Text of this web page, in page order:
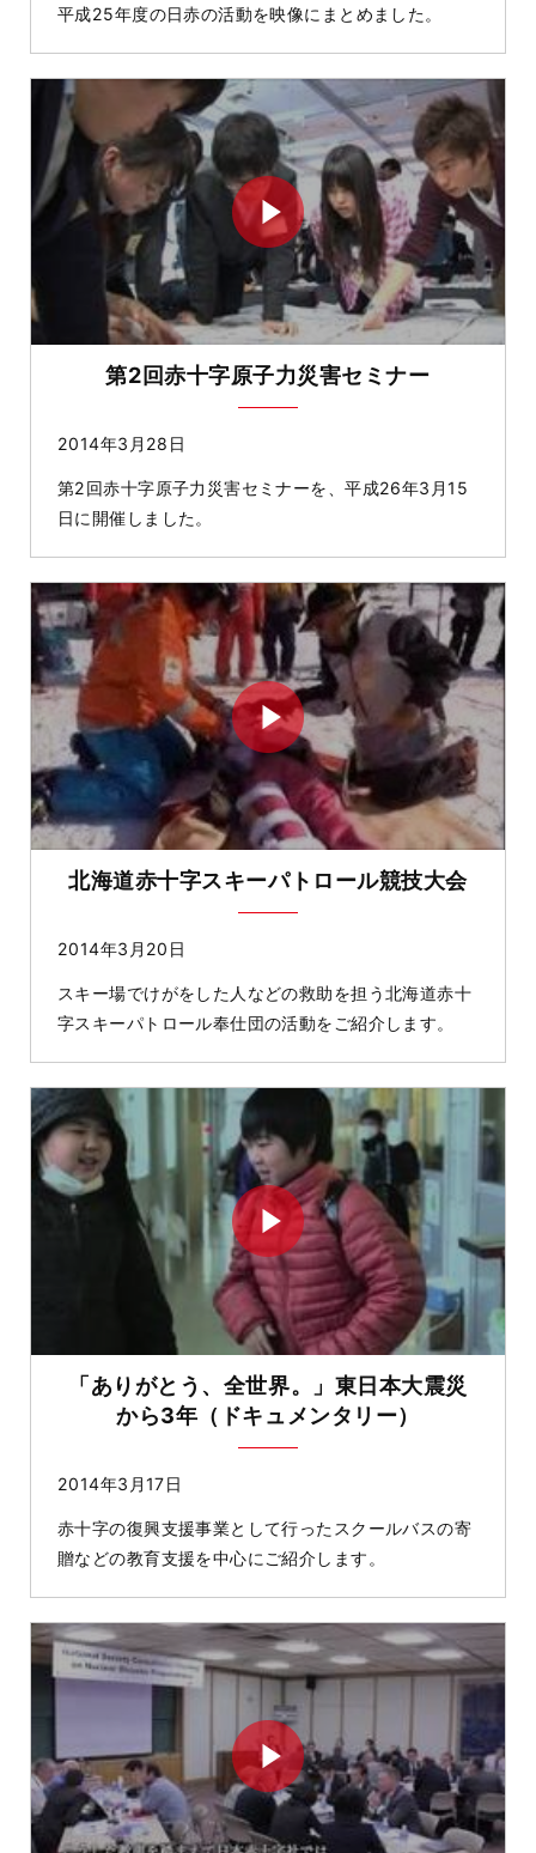
平成25年度の日赤の活動を映像にまとめました。
第2回赤十字原子力災害セミナー
2014年3月28日
第2回赤十字原子力災害セミナーを、平成26年3月15
日に開催しました。
北海道赤十字スキーパトロール競技大会
2014年3月20日
スキー場でけがをした人などの救助を担う北海道赤十
字スキーパトロール奉仕団の活動をご紹介します。
「ありがとう、全世界。」東日本大震災
から3年（ドキュメンタリー）
2014年3月17日
赤十字の復興支援事業として行ったスクールバスの寄
贈などの教育支援を中心にご紹介します。